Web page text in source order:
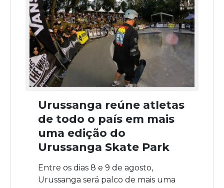
Urussanga reúne atletas
de todo o país em mais
uma edição do
Urussanga Skate Park
Entre os dias 8 e 9 de agosto,
Urussanga será palco de mais uma